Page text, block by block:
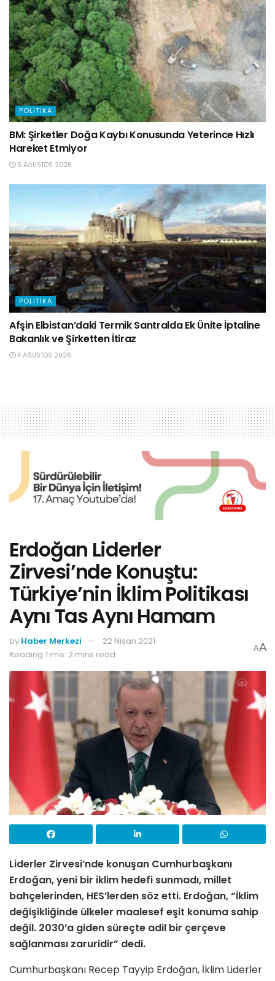
POLITIKA
BM: Şirketler Doğa Kaybı Konusunda Yeterince Hızlı
Hareket Etmiyor
5 AĞUSTOS 2026
POLITIKA
Afşin Elbistan’daki Termik Santralda Ek Ünite İptaline
Bakanlık ve Şirketten İtiraz
4 AĞUSTOS 2026
Erdoğan Liderler
Zirvesi’nde Konuştu:
Türkiye’nin İklim Politikası
Aynı Tas Aynı Hamam
by Haber Merkezi
22 Nisan 2021
Reading Time: 2 mins read
AA
Liderler Zirvesi’nde konuşan Cumhurbaşkanı
Erdoğan, yeni bir iklim hedefi sunmadı, millet
bahçelerinden, HES’lerden söz etti. Erdoğan, “İklim
değişikliğinde ülkeler maalesef eşit konuma sahip
değil. 2030’a giden süreçte adil bir çerçeve
sağlanması zaruridir” dedi.
Cumhurbaşkanı Recep Tayyip Erdoğan, İklim Liderler